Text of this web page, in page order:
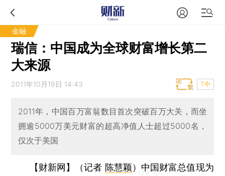
金融
瑞信：中国成为全球财富增长第二
大来源
2011年10月19日 14:43 T中
2011年，中国百万富翁数目首次突破百万大关，而坐
拥逾5000万美元财富的超高净值人士超过5000名，
仅次于美国
【财新网】（记者 陈慧颖） 中国财富总值现为